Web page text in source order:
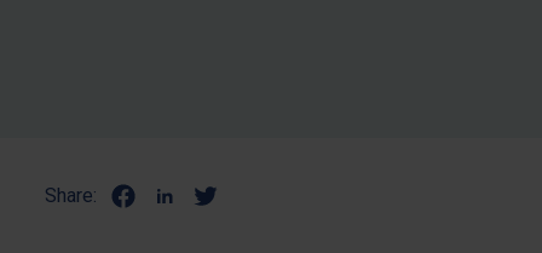
Share: